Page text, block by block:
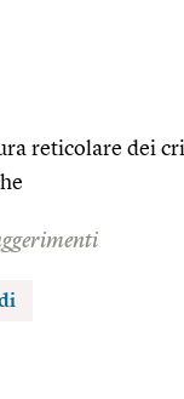
reticolare dei